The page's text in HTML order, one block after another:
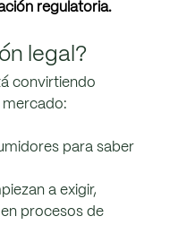
regulatoria.
legal?
convirtiendo
mercado:
para saber
a exigir,
procesos de